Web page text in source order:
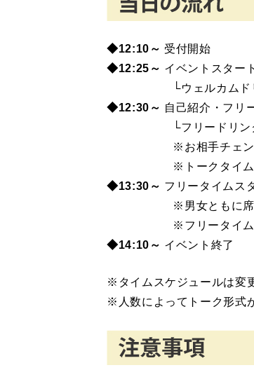
◆12:10～ 受付開始
◆12:25～ イベントスター
└ウェルカムドリ
◆12:30～ 自己紹介・フリ
└フリードリンク、
※ お相手チェ
※ トークタイ
◆13:30～ フリータイムス
※ 男女ともに
※ フリータイ
◆14:10～ イベント終了
※タイムスケジュールは変
※人数によってトーク形式